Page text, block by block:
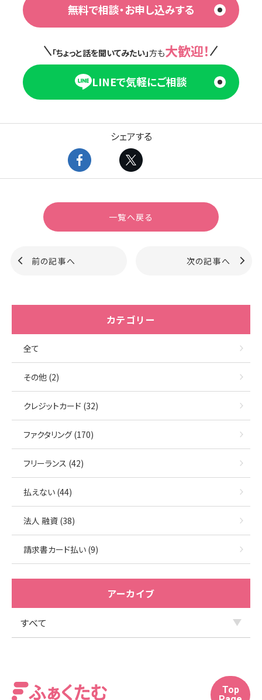
無料で相談・お申し込みする
「ちょっと話を聞いてみたい」方も大歓迎！
LINEで気軽にご相談
シェアする
一覧へ戻る
前の記事へ 次の記事へ
カテゴリー
全て
その他 (2)
クレジットカード (32)
ファクタリング (170)
フリーランス (42)
払えない (44)
法人 融資 (38)
請求書カード払い (9)
アーカイブ
Top